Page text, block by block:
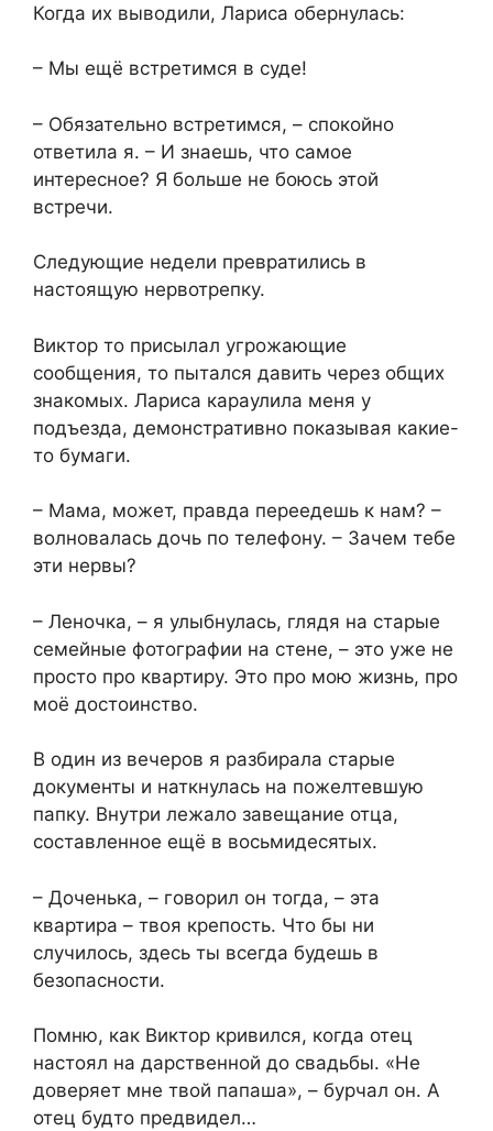
Когда их выводили, Лариса обернулась:
– Мы ещё встретимся в суде!
– Обязательно встретимся, – спокойно
ответила я. – И знаешь, что самое
интересное? Я больше не боюсь этой
встречи.
Следующие недели превратились в
настоящую нервотрепку.
Виктор то присылал угрожающие
сообщения, то пытался давить через общих
знакомых. Лариса караулила меня у
подъезда, демонстративно показывая какие-
то бумаги.
– Мама, может, правда переедешь к нам? –
волновалась дочь по телефону. – Зачем тебе
эти нервы?
– Леночка, – я улыбнулась, глядя на старые
семейные фотографии на стене, – это уже не
просто про квартиру. Это про мою жизнь, про
моё достоинство.
В один из вечеров я разбирала старые
документы и наткнулась на пожелтевшую
папку. Внутри лежало завещание отца,
составленное ещё в восьмидесятых.
– Доченька, – говорил он тогда, – эта
квартира – твоя крепость. Что бы ни
случилось, здесь ты всегда будешь в
безопасности.
Помню, как Виктор кривился, когда отец
настоял на дарственной до свадьбы. «Не
доверяет мне твой папаша», – бурчал он. А
отец будто предвидел…